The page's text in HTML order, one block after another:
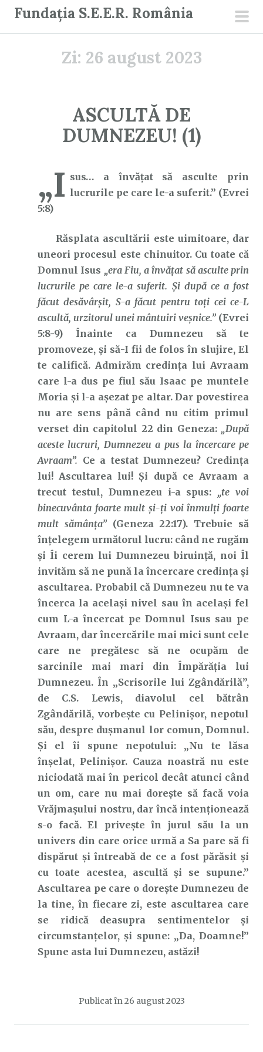
Fundația S.E.E.R. România
Zi: 26 august 2023
ASCULTĂ DE
DUMNEZEU! (1)
„I sus… a învăţat să asculte prin
lucrurile pe care le-a suferit.” (Evrei
5:8)
Răsplata ascultării este uimitoare, dar
uneori procesul este chinuitor. Cu toate că
Domnul Isus „era Fiu, a învăţat să asculte prin
lucrurile pe care le-a suferit. Şi după ce a fost
făcut desăvârşit, S-a făcut pentru toţi cei ce-L
ascultă, urzitorul unei mântuiri veşnice.” (Evrei
5:8-9) Înainte ca Dumnezeu să te
promoveze, și să-I fii de folos în slujire, El
te califică. Admirăm credința lui Avraam
care l-a dus pe fiul său Isaac pe muntele
Moria și l-a așezat pe altar. Dar povestirea
nu are sens până când nu citim primul
verset din capitolul 22 din Geneza: „După
aceste lucruri, Dumnezeu a pus la încercare pe
Avraam”. Ce a testat Dumnezeu? Credința
lui! Ascultarea lui! Și după ce Avraam a
trecut testul, Dumnezeu i-a spus: „te voi
binecuvânta foarte mult şi-ţi voi înmulţi foarte
mult sămânţa”(Geneza 22:17). Trebuie să
înțelegem următorul lucru: când ne rugăm
și Îi cerem lui Dumnezeu biruință, noi Îl
invităm să ne pună la încercare credința și
ascultarea. Probabil că Dumnezeu nu te va
încerca la același nivel sau în același fel
cum L-a încercat pe Domnul Isus sau pe
Avraam, dar încercările mai mici sunt cele
care ne pregătesc să ne ocupăm de
sarcinile mai mari din Împărăția lui
Dumnezeu. În „Scrisorile lui Zgândărilă”,
de C.S. Lewis, diavolul cel bătrân
Zgândărilă, vorbește cu Pelinișor, nepotul
său, despre dușmanul lor comun, Domnul.
Și el îi spune nepotului: „Nu te lăsa
înșelat, Pelinișor. Cauza noastră nu este
niciodată mai în pericol decât atunci când
un om, care nu mai dorește să facă voia
Vrăjmașului nostru, dar încă intenționează
s-o facă. El privește în jurul său la un
univers din care orice urmă a Sa pare să fi
dispărut și întreabă de ce a fost părăsit și
cu toate acestea, ascultă și se supune.”
Ascultarea pe care o dorește Dumnezeu de
la tine, în fiecare zi, este ascultarea care
se ridică deasupra sentimentelor și
circumstanțelor, și spune: „Da, Doamne!”
Spune asta lui Dumnezeu, astăzi!
Publicat în 26 august 2023